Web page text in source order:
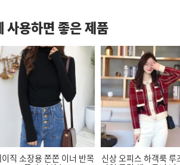
지 줄음많은 스
사용하면 좋은 제품
이직 소장용 쫀쫀 이너 반목
신상 오피스 하객룩 루